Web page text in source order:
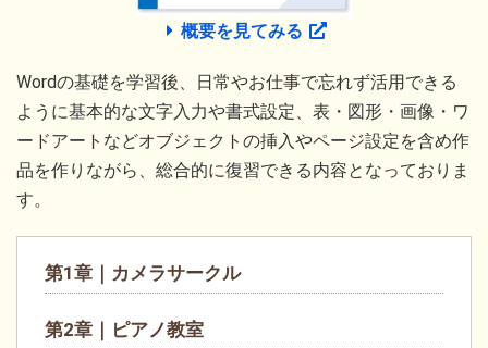
概要を見てみる
Wordの基礎を学習後、日常やお仕事で忘れず活用できる
ように基本的な文字入力や書式設定、表・図形・画像・ワ
ードアートなどオブジェクトの挿入やページ設定を含め作
品を作りながら、総合的に復習できる内容となっておりま
す。
第1章｜カメラサークル
第2章｜ピアノ教室